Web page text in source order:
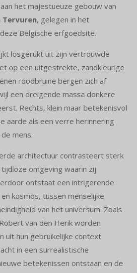
het majestueuze gebouw van
Tervuren, gelegen in het
Belgische erfgoedsite.
losgerukt uit zijn vertrouwde
op een uitgestrekte, zandkleurige
roodbruine bergen zich af
een dreigende massa donkere
Rechts, klein maar betekenisvol
aarde als een verre herinnering
mens.
architectuur contrasteert sterk
omgeving waarin zij
ontstaat een intrigerende
kosmos, tussen menselijke
van het universum. Zoals
van den Herik worden
uit hun gebruikelijke context
in een surrealistische
betekenissen ontstaan en de